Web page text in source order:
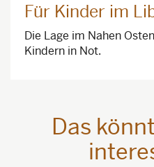
Für Kinder im
Die Lage im Nahen
Kindern in Not.
Das